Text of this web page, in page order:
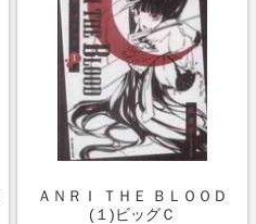
ＡＮＲＩ ＴＨＥ ＢＬＯＯＤ
(１)ビッグＣ